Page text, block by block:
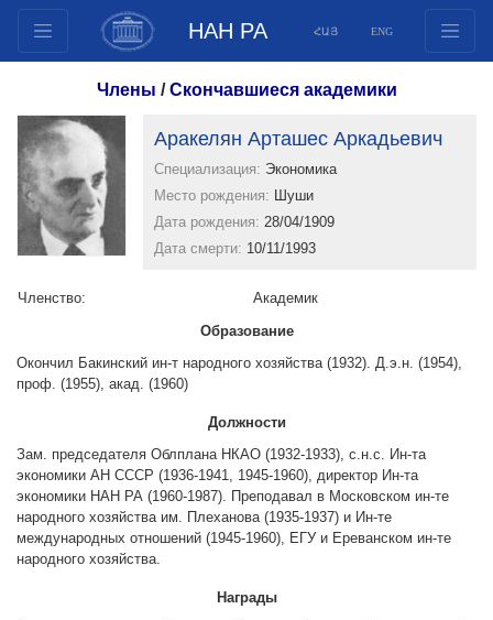
НАН РА ՀԱՅ ENG
Документы
Инновационные предложения
Публикации
Фонды
Конкурсы
Международное сотрудничество
Молодежные программы
Веб ресурсы
Другие академии
Газета "Гитутюн"
Журнал "В мире науки"
Члены /Скончавшиеся академики
Аракелян Арташес Аркадьевич
Специализация: Экономика
Место рождения: Шуши
Дата рождения: 28/04/1909
Дата смерти: 10/11/1993
Членство:
Aкадемик
Образование
Окончил Бакинский ин-т народного хозяйства (1932). Д.э.н. (1954),
проф. (1955), акад. (1960)
Должности
Зам. председателя Облплана НКАО (1932-1933), с.н.с. Ин-та
экономики АН СССР (1936-1941, 1945-1960), директор Ин-та
экономики НАН РА (1960-1987). Преподавал в Московском ин-те
народного хозяйства им. Плеханова (1935-1937) и Ин-те
международных отношений (1945-1960), ЕГУ и Ереванском ин-те
народного хозяйства.
Награды